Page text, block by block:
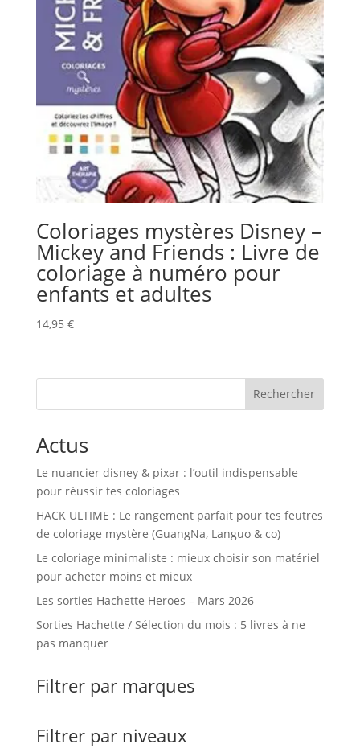
Coloriages mystères Disney –
Mickey and Friends : Livre de
coloriage à numéro pour
enfants et adultes
14,95 €
Rechercher
Actus
Le nuancier disney & pixar : l’outil indispensable
pour réussir tes coloriages
HACK ULTIME : Le rangement parfait pour tes feutres
de coloriage mystère (GuangNa, Languo & co)
Le coloriage minimaliste : mieux choisir son matériel
pour acheter moins et mieux
Les sorties Hachette Heroes – Mars 2026
Sorties Hachette / Sélection du mois : 5 livres à ne
pas manquer
Filtrer par marques
Filtrer par niveaux